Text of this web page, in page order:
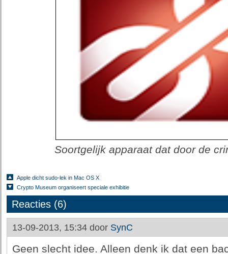
Soortgelijk apparaat dat door de
Apple dicht sudo-lek in Mac OS X
Crypto Museum organiseert speciale exhibitie
Reacties (6)
13-09-2013, 15:34 door SynC
Geen slecht idee. Alleen denk ik dat een